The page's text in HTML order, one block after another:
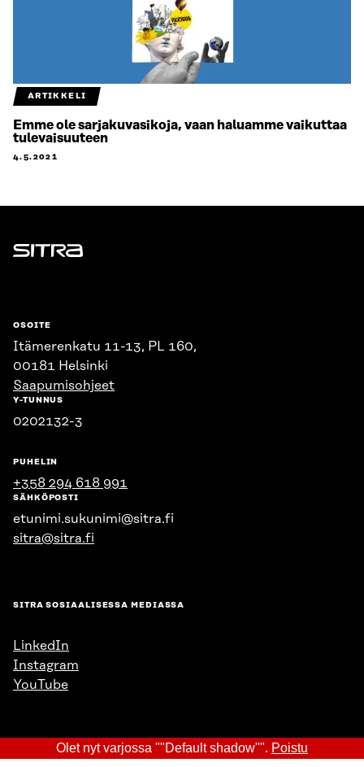
ARTIKKELI
Emme ole sarjakuvasikoja, vaan haluamme vaikuttaa
tulevaisuuteen
4.5.2021
Sitra
OSOITE
Itämerenkatu 11-13, PL 160,
00181 Helsinki
Saapumisohjeet
Y-TUNNUS
0202132-3
PUHELIN
+358 294 618 991
SÄHKÖPOSTI
etunimi.sukunimi@sitra.fi
sitra@sitra.fi
SITRA SOSIAALISESSA MEDIASSA
LinkedIn
Instagram
YouTube
Sitra 2025
Olet nyt varjossa ""Default shadow"". Poistu